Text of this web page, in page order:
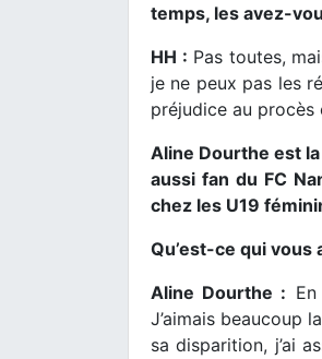
temps, les avez-
HH : Pas toutes,
je ne peux pas les
préjudice au
Aline Dourthe est
aussi fan du FC
chez les U19
Qu’est-ce qui vous
Aline Dourthe :
J’aimais beaucoup
sa disparition, j’ai